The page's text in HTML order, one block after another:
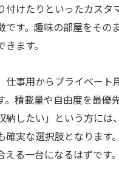
付けたりといったカスタ
です。趣味の部屋をその
ます。
仕事用からプライベート
。積載量や自由度を最優
納したい」という方には
確実な選択肢となります
る一台になるはずです。